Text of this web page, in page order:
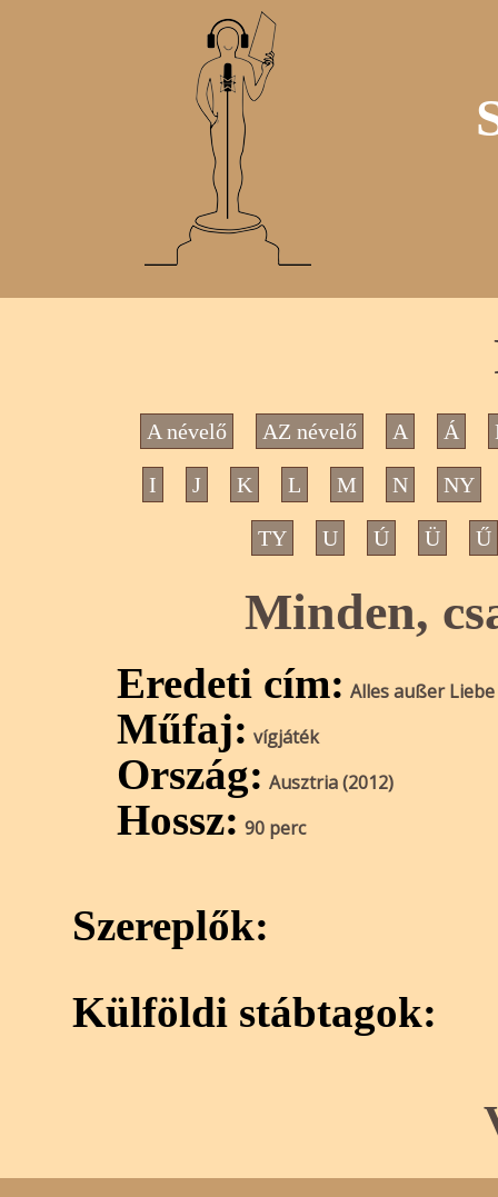
A névelő AZ névelő A Á
I J K L M N NY
TY U Ú Ü Ű
Minden,
Eredeti cím: Alles außer Liebe
Műfaj: vígjáték
Ország: Ausztria (2012)
Hossz: 90 perc
Szereplők:
Külföldi stábtagok: